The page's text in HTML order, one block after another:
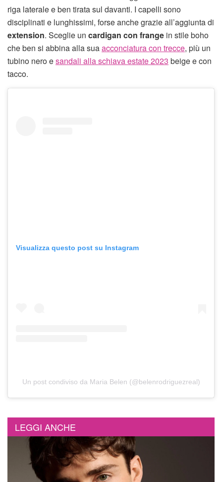
riga laterale e ben tirata sul davanti. I capelli sono
disciplinati e lunghissimi, forse anche grazie all’aggiunta di
extension. Sceglie un cardigan con frange in stile boho
che ben si abbina alla suaacconciatura con trecce, più un
tubino nero esandali alla schiava estate 2023 beige e con
tacco.
Visualizza questo post su Instagram
Un post condiviso da Maria Belen (@belenrodriguezreal)
LEGGI ANCHE